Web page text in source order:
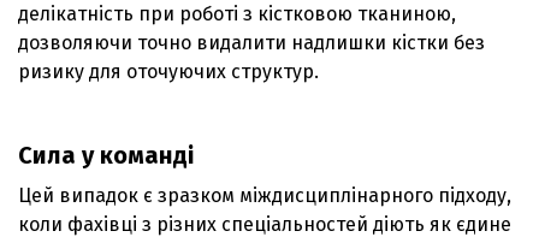
делікатність при роботі з кістковою тканиною,
дозволяючи точно видалити надлишки кістки без
ризику для оточуючих структур.
Сила у команді
Цей випадок є зразком міждисциплінарного підходу,
коли фахівці з різних спеціальностей діють як єдине